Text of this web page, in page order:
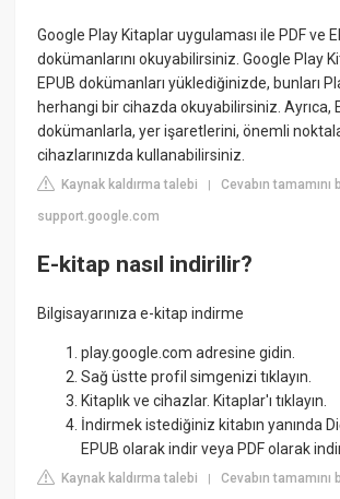
Google Play Kitaplar uygulaması ile PDF ve
dokümanlarını okuyabilirsiniz. Google Play
EPUB dokümanları yüklediğinizde, bunları
herhangi bir cihazda okuyabilirsiniz. Ayrıca,
dokümanlarla, yer işaretlerini, önemli
cihazlarınızda kullanabilirsiniz.
Kaynak kaldırma talebi |Cevabın tamamını
support.google.com
E-kitap nasıl indirilir?
Bilgisayarınıza e-kitap indirme
play.google.com adresine gidin.
Sağ üstte profil simgenizi tıklayın.
Kitaplık ve cihazlar. Kitaplar'ı tıklayın.
İndirmek istediğiniz kitabın yanında
EPUB olarak indir veya PDF olarak
Kaynak kaldırma talebi |Cevabın tamamını